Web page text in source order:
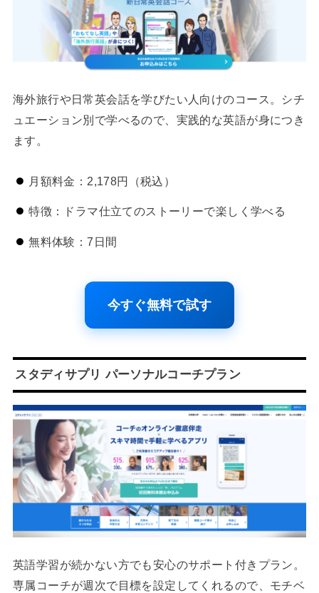
海外旅行や日常英会話を学びたい人向けのコース。シチ
ュエーション別で学べるので、実践的な英語が身につき
ます。
月額料金：2,178円（税込）
特徴：ドラマ仕立てのストーリーで楽しく学べる
無料体験：7日間
今すぐ無料で試す
スタディサプリ パーソナルコーチプラン
英語学習が続かない方でも安心のサポート付きプラン。
専属コーチが週次で目標を設定してくれるので、モチベ